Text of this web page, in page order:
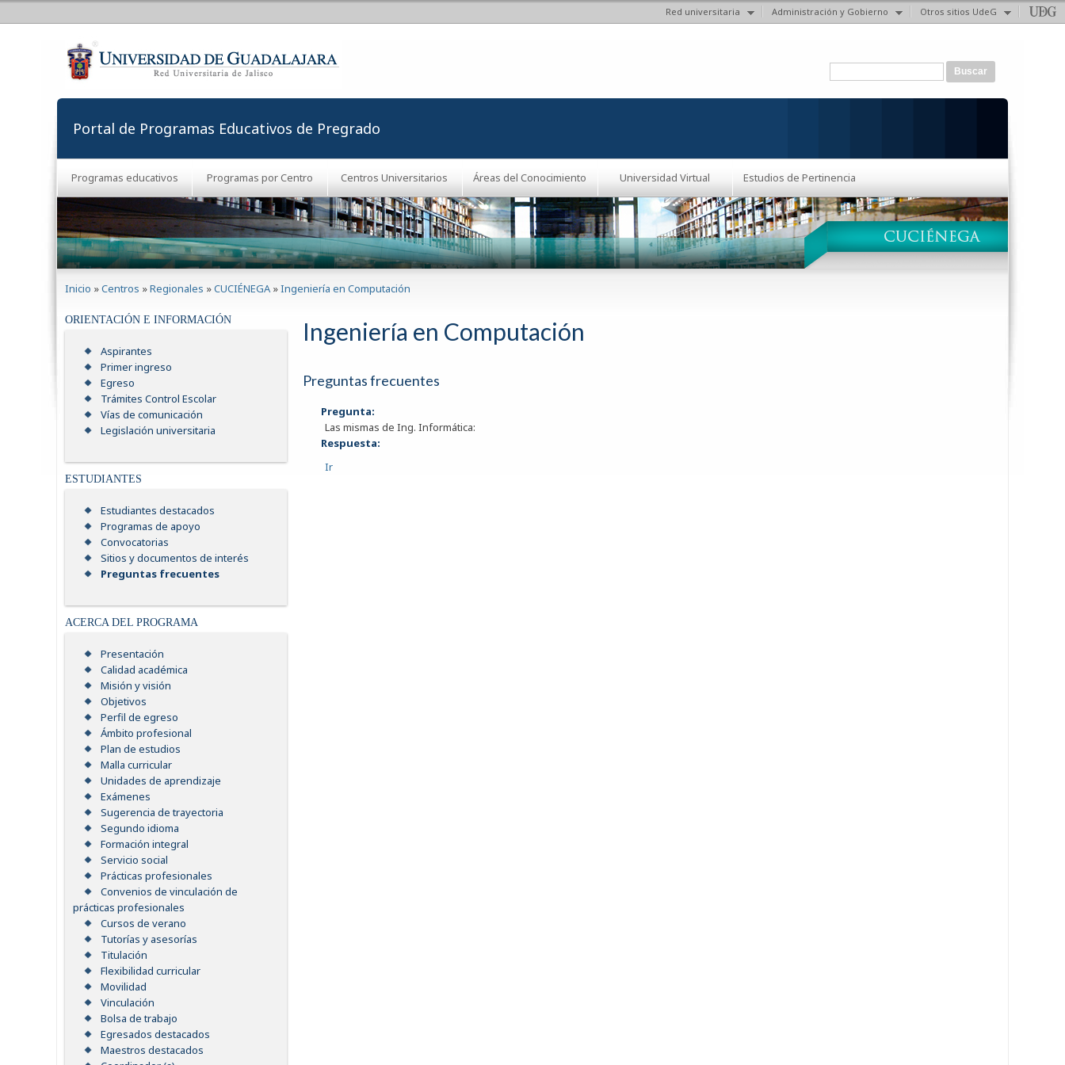
Red universitaria Administración y Gobierno Otros sitios UdeG
Formulario de búsqueda
Portal de Programas Educativos de Pregrado
Programas educativos Programas por Centro Centros Universitarios Áreas del Conocimiento Universidad Virtual Estudios de Pertinencia
Inicio »Centros »Regionales »CUCIÉNEGA »Ingeniería en Computación
ORIENTACIÓN E INFORMACIÓN
Aspirantes
Primer ingreso
Egreso
Trámites Control Escolar
Vías de comunicación
Legislación universitaria
ESTUDIANTES
Estudiantes destacados
Programas de apoyo
Convocatorias
Sitios y documentos de interés
Preguntas frecuentes
ACERCA DEL PROGRAMA
Presentación
Calidad académica
Misión y visión
Objetivos
Perfil de egreso
Ámbito profesional
Plan de estudios
Malla curricular
Unidades de aprendizaje
Exámenes
Sugerencia de trayectoria
Segundo idioma
Formación integral
Servicio social
Prácticas profesionales
Convenios de vinculación de
prácticas profesionales
Cursos de verano
Tutorías y asesorías
Titulación
Flexibilidad curricular
Movilidad
Vinculación
Bolsa de trabajo
Egresados destacados
Maestros destacados
Ingeniería en Computación
Preguntas frecuentes
Pregunta:
Las mismas de Ing. Informática:
Respuesta:
Ir